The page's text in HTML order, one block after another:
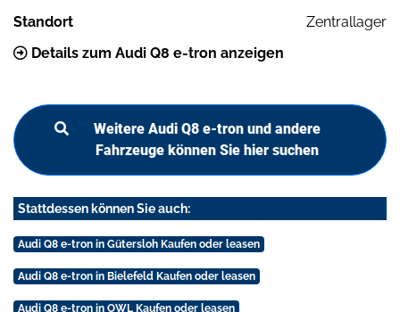
Standort
Zentrallager
Details zum Audi Q8 e-tron anzeigen
Weitere Audi Q8 e-tron und andere
Fahrzeuge können Sie hier suchen
Stattdessen können Sie auch:
Audi Q8 e-tron in Gütersloh Kaufen oder leasen
Audi Q8 e-tron in Bielefeld Kaufen oder leasen
Audi Q8 e-tron in OWL Kaufen oder leasen